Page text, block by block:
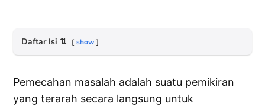
Daftar Isi ⇅ show
Pemecahan masalah adalah suatu pemikiran
yang terarah secara langsung untuk